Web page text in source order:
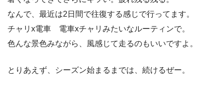
なんで、最近は2日間で往復する感じで行ってます。
チャリx電車 電車xチャリみたいなルーティンで。
色んな景色みながら、風感じて走るのもいいですよ。
とりあえず、シーズン始まるまでは、続けるぜー。